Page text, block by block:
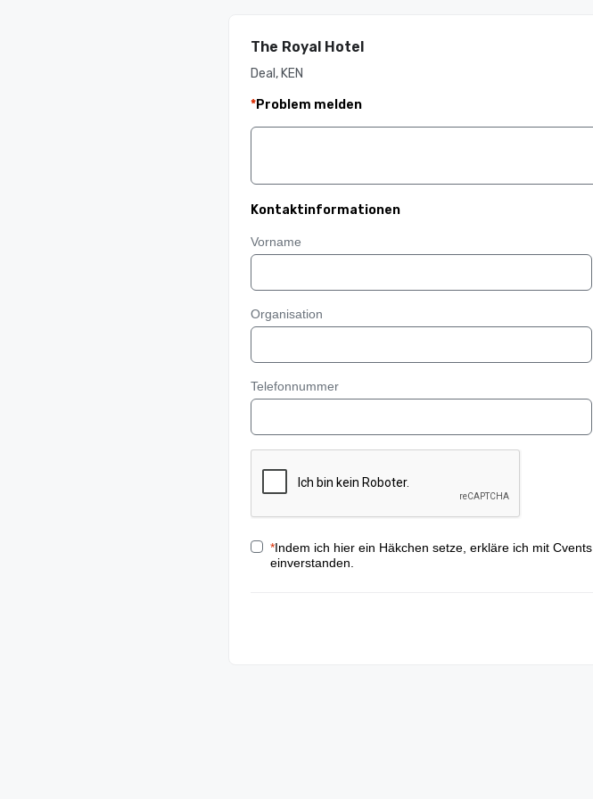
The Royal Hotel
Deal, KEN
*Problem melden
Kontaktinformationen
Vorname
Organisation
Telefonnummer
*Indem ich hier ein Häkchen setze, erkläre ich mit Cvents
einverstanden.